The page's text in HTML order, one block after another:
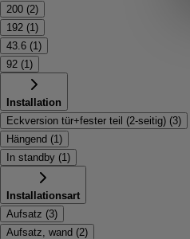
200 (2)
192 (1)
43.6 (1)
92 (1)
Installation
Eckversion tür+fester teil (2-seitig) (3)
Hängend (1)
In standby (1)
Installationsart
Aufsatz (3)
Aufsatz, wand (2)